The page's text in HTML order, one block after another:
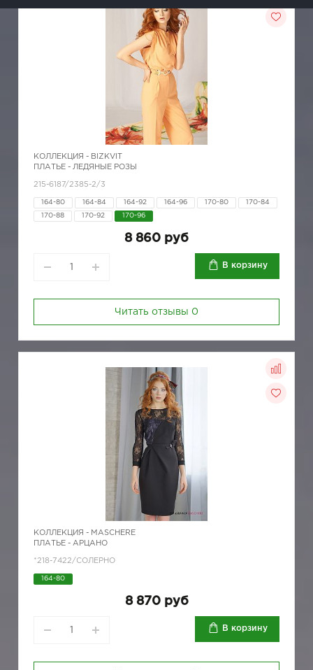
КОЛЛЕКЦИЯ - BIZKVIT
ПЛАТЬЕ - ЛЕДЯНЫЕ РОЗЫ
215-6187/2385-2/3
164-80 164-84 164-92 164-96 170-80 170-84
170-88 170-92 170-96
8 860 руб
В корзину
Читать отзывы 0
КОЛЛЕКЦИЯ - MASCHERE
ПЛАТЬЕ - АРЦАНО
*218-7422/СОЛЕРНО
164-80
8 870 руб
В корзину